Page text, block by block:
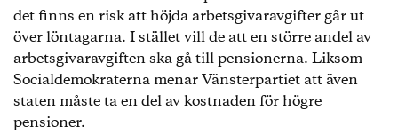
det finns en risk att höjda arbetsgivaravgifter går ut
över löntagarna. I stället vill de att en större andel av
arbetsgivaravgiften ska gå till pensionerna. Liksom
Socialdemokraterna menar Vänsterpartiet att även
staten måste ta en del av kostnaden för högre
pensioner.